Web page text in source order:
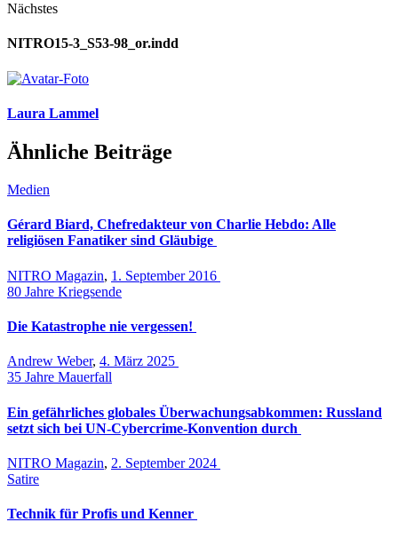
Nächstes
NITRO15-3_S53-98_or.indd
Laura Lammel
Ähnliche Beiträge
Medien
Gérard Biard, Chefredakteur von Charlie Hebdo: Alle
religiösen Fanatiker sind Gläubige
NITRO Magazin, 1. September 2016
80 Jahre Kriegsende
Die Katastrophe nie vergessen!
Andrew Weber, 4. März 2025
35 Jahre Mauerfall
Ein gefährliches globales Überwachungsabkommen: Russland
setzt sich bei UN-Cybercrime-Konvention durch
NITRO Magazin, 2. September 2024
Satire
Technik für Profis und Kenner